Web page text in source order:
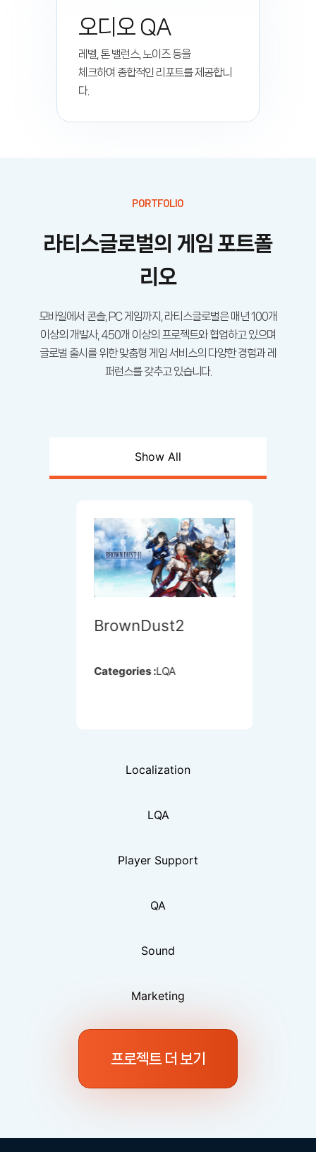
오디오 QA
레벨, 톤 밸런스, 노이즈 등을
체크하여 종합적인 리포트를 제공합니
다.
PORTFOLIO
라티스글로벌의 게임 포트폴
리오
모바일에서 콘솔, PC 게임까지, 라티스글로벌은 매년 100개
이상의 개발사, 450개 이상의 프로젝트와 협업하고 있으며
글로벌 출시를 위한 맞춤형 게임 서비스의 다양한 경험과 레
퍼런스를 갖추고 있습니다.
Show All
Localization
LQA
Player Support
QA
Sound
Marketing
BrownDust2
Categories :LQA
프로젝트 더 보기